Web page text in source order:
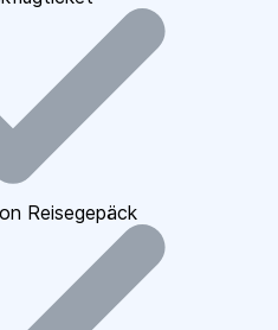
Reisegepäck